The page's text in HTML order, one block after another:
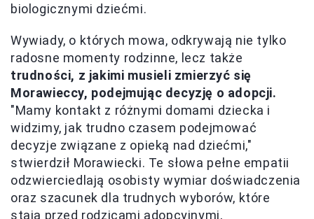
biologicznymi dziećmi.
Wywiady, o których mowa, odkrywają nie tylko
radosne momenty rodzinne, lecz także
trudności, z jakimi musieli zmierzyć się
Morawieccy, podejmując decyzję o adopcji.
"Mamy kontakt z różnymi domami dziecka i
widzimy, jak trudno czasem podejmować
decyzje związane z opieką nad dziećmi,"
stwierdził Morawiecki. Te słowa pełne empatii
odzwierciedlają osobisty wymiar doświadczenia
oraz szacunek dla trudnych wyborów, które
stają przed rodzicami adopcyjnymi,